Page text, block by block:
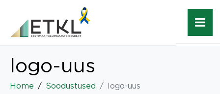
logo-uus
Home Soodustused logo-uus